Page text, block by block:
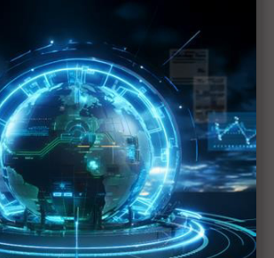
總罷工」反覆拉扯 DRAM、NAND
補償方案協議 半導體員工年終分紅
後一刻驚險達成協議 總罷工暫緩執
南韓勞動部長親自出面調解